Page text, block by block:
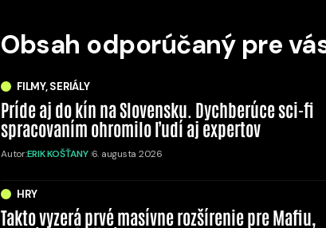
Obsah odporúčaný pre
FILMY, SERIÁLY
Príde aj do kín na Slovensku. Dychberúce sci-fi
spracovaním ohromilo ľudí aj expertov
Autor:ERIK KOŠŤANY 6. augusta 2026
HRY
Takto vyzerá prvé masívne rozšírenie pre Mafiu,